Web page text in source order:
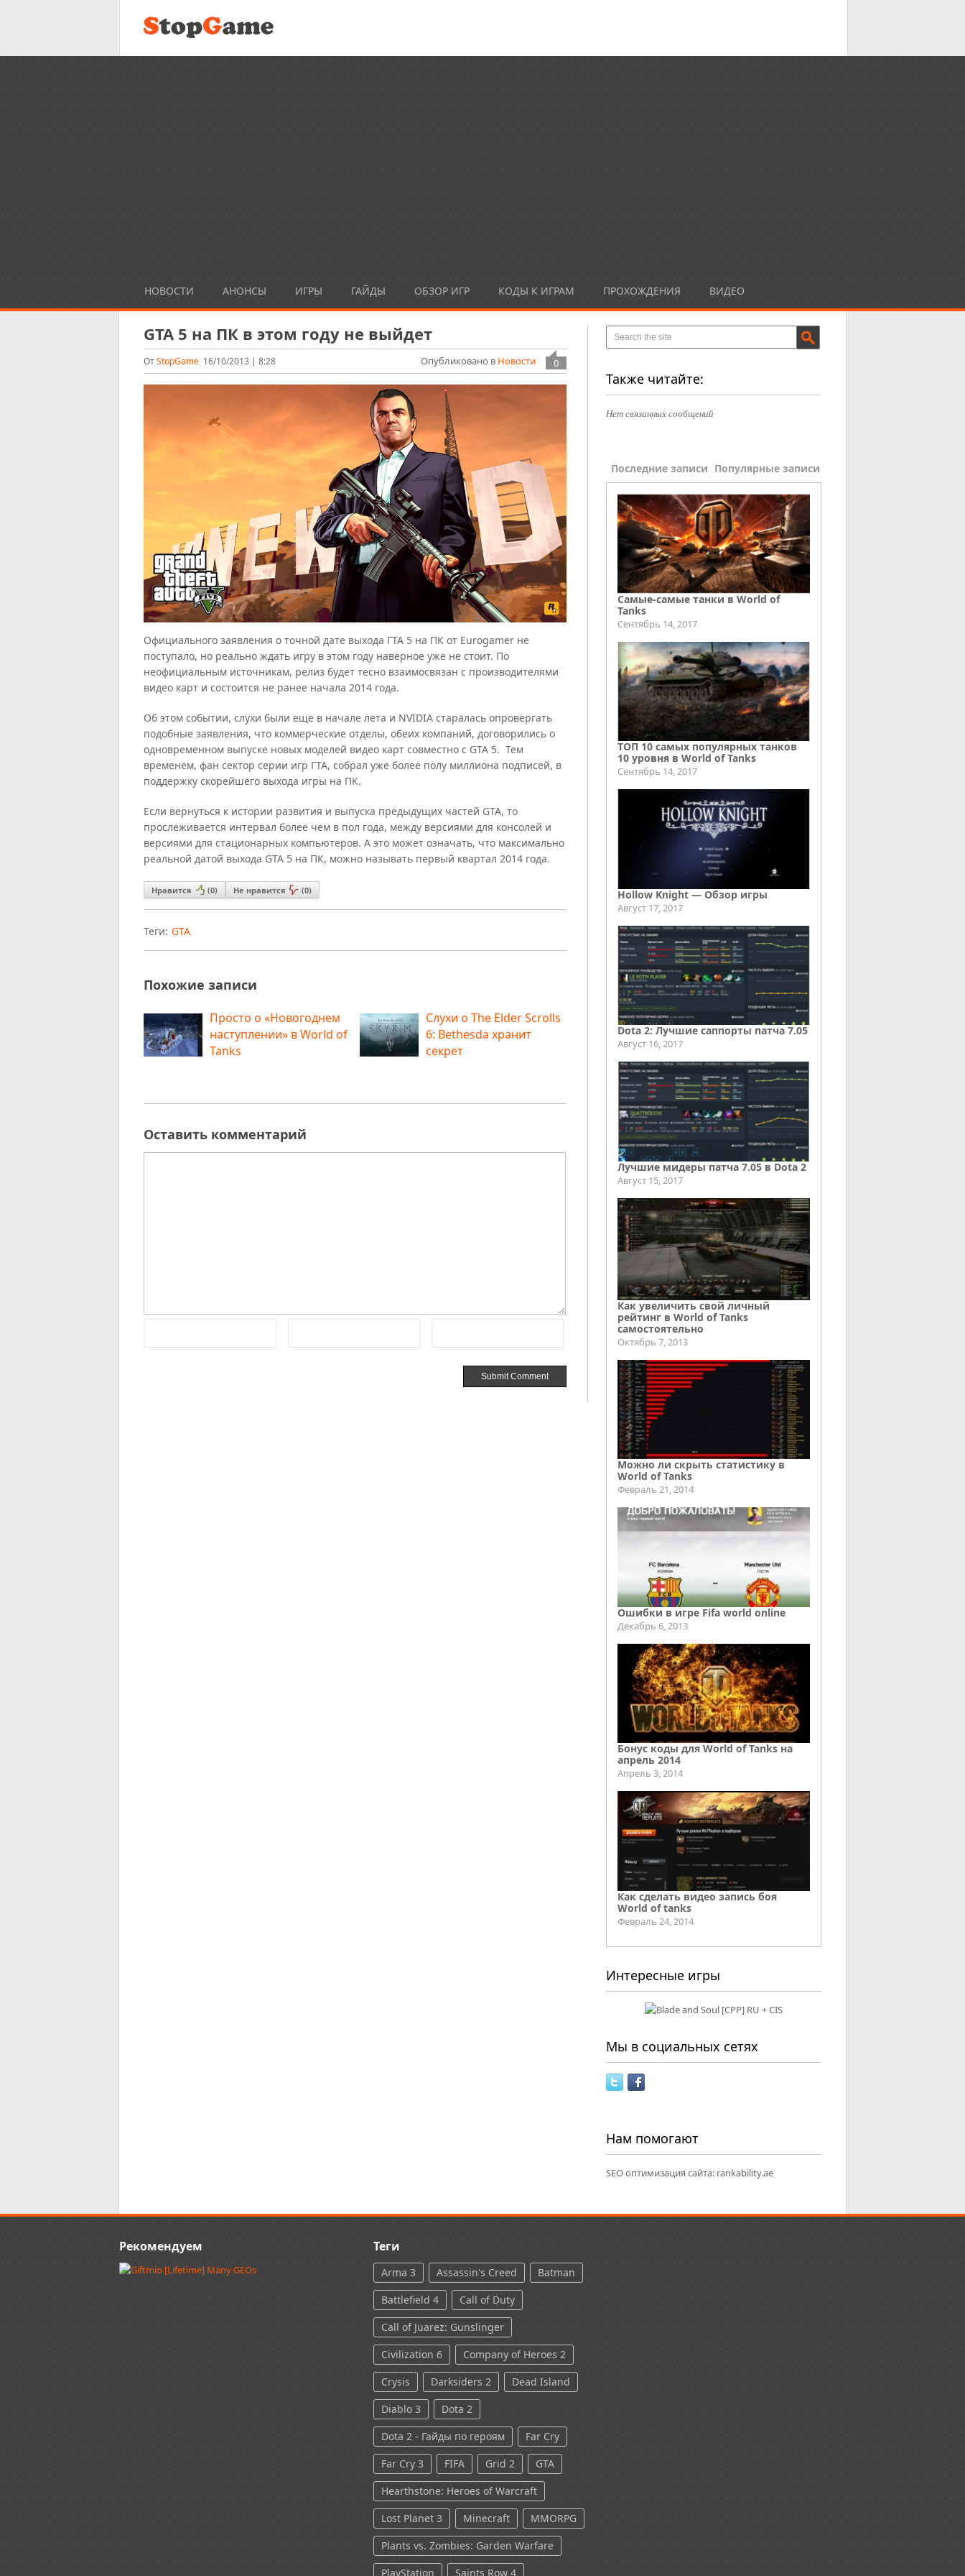
НОВОСТИ АНОНСЫ ИГРЫ ГАЙДЫ ОБЗОР ИГР КОДЫ К ИГРАМ ПРОХОЖДЕНИЯ ВИДЕО
GTA 5 на ПК в этом году не выйдет
ОтStopGame 16/10/2013 | 8:28 0
Опубликовано в Новости
Официального заявления о точной дате выхода ГТА 5 на ПК от Eurogamer не
поступало, но реально ждать игру в этом году наверное уже не стоит. По
неофициальным источникам, релиз будет тесно взаимосвязан с производителями
видео карт и состоится не ранее начала 2014 года.
Об этом событии, слухи были еще в начале лета и NVIDIA старалась опровергать
подобные заявления, что коммерческие отделы, обеих компаний, договорились о
одновременном выпуске новых моделей видео карт совместно с GTA 5. Тем
временем, фан сектор серии игр ГТА, собрал уже более полу миллиона подписей, в
поддержку скорейшего выхода игры на ПК.
Если вернуться к истории развития и выпуска предыдущих частей GTA, то
прослеживается интервал более чем в пол года, между версиями для консолей и
версиями для стационарных компьютеров. А это может означать, что максимально
реальной датой выхода GTA 5 на ПК, можно называть первый квартал 2014 года.
Нравится (0) Не нравится (0)
Теги: GTA
Похожие записи
Просто о «Новогоднем
наступлении» в World of
Tanks
Слухи о The Elder Scrolls
6: Bethesda хранит
секрет
Оставить комментарий
Также читайте:
Нет связанных сообщений
Последние записи Популярные записи
Самые-самые танки в World of
Tanks
Сентябрь 14, 2017
ТОП 10 самых популярных танков
10 уровня в World of Tanks
Сентябрь 14, 2017
Hollow Knight — Обзор игры
Август 17, 2017
Dota 2: Лучшие саппорты патча 7.05
Август 16, 2017
Лучшие мидеры патча 7.05 в Dota 2
Август 15, 2017
Как увеличить свой личный
рейтинг в World of Tanks
самостоятельно
Октябрь 7, 2013
Можно ли скрыть статистику в
World of Tanks
Февраль 21, 2014
Ошибки в игре Fifa world online
Декабрь 6, 2013
Бонус коды для World of Tanks на
апрель 2014
Апрель 3, 2014
Как сделать видео запись боя
World of tanks
Февраль 24, 2014
Интересные игры
Мы в социальных сетях
Нам помогают
SEO оптимизация сайта: rankability.ae
Рекомендуем Теги
Arma 3 Assassin's Creed
Batman
Battlefield 4
Call of Duty
Call of Juarez: Gunslinger
Civilization 6
Company of Heroes 2
Crysis
Darksiders 2
Dead Island
Diablo 3
Dota 2
Dota 2 - Гайды по героям
Far Cry
Far Cry 3
FIFA Grid 2
GTA
Hearthstone: Heroes of Warcraft
Lost Planet 3
Minecraft
MMORPG
Plants vs. Zombies: Garden Warfare
PlayStation
Saints Row 4